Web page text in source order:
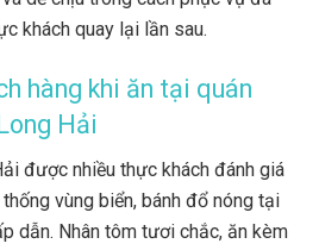
khách quay lại lần sau.
hàng khi ăn tại quán
Hải
được nhiều thực khách đánh giá
vùng biển, bánh đổ nóng tại
dẫn. Nhân tôm tươi chắc, ăn kèm